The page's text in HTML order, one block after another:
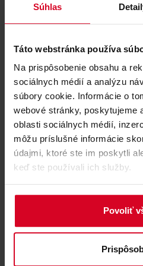
Súhlas
Táto webstránka používa
Na prispôsobenie obsahu a
sociálnych médií a analýzu
súbory cookie. Informácie o
webové stránky, poskytujeme
oblasti sociálnych médií,
môžu príslušné informácie
údajmi, ktoré ste im poskytli
keď ste používali ich služby.
Povoliť
Zažijte kouzlo Vánoc v útulném
Inn na Ostravici. Štědrý den u
plápolajícícho krbu a užijete si
atmosféru.
Svatomartinské
Zveme vás na tradiční